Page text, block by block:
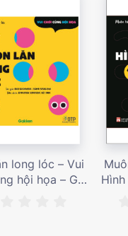
long lóc – Vui
hội họa – Giá